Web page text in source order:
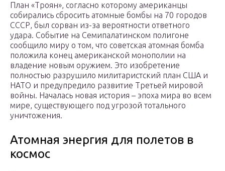
План «Троян», согласно которому американцы
собирались сбросить атомные бомбы на 70 городов
СССР, был сорван из-за вероятности ответного
удара. Событие на Семипалатинском полигоне
сообщило миру о том, что советская атомная бомба
положила конец американской монополии на
владение новым оружием. Это изобретение
полностью разрушило милитаристский план США и
НАТО и предупредило развитие Третьей мировой
войны. Началась новая история – эпоха мира во всем
мире, существующего под угрозой тотального
уничтожения.
Атомная энергия для полетов в
космос